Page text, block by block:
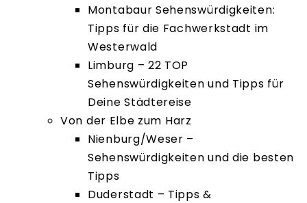
Montabaur Sehenswürdigkeiten:
Tipps für die Fachwerkstadt im
Westerwald
Limburg – 22 TOP
Sehenswürdigkeiten und Tipps für
Deine Städtereise
Von der Elbe zum Harz
Nienburg/Weser –
Sehenswürdigkeiten und die besten
Tipps
Duderstadt – Tipps &